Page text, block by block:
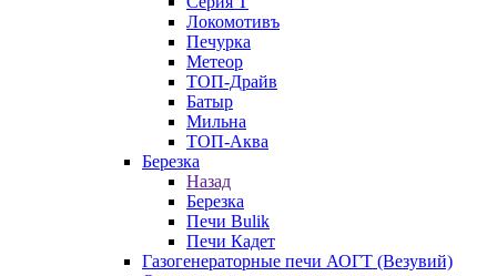
Локомотивъ
Печурка
Метеор
ТОП-Драйв
Батыр
Мильна
ТОП-Аква
Березка
Назад
Березка
Печи Bulik
Печи Кадет
Газогенераторные печи АОГТ (Везувий)